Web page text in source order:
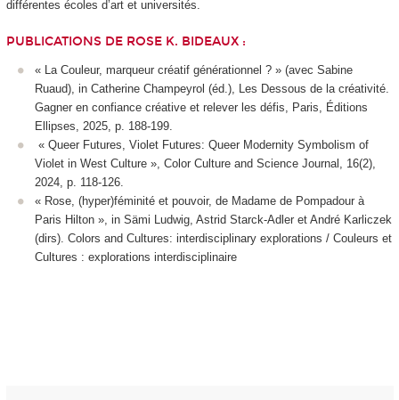
différentes écoles d’art et universités.
PUBLICATIONS DE ROSE K. BIDEAUX :
« La Couleur, marqueur créatif générationnel ? » (avec Sabine
Ruaud), in Catherine Champeyrol (éd.), Les Dessous de la créativité.
Gagner en confiance créative et relever les défis, Paris, Éditions
Ellipses, 2025, p. 188-199.
« Queer Futures, Violet Futures: Queer Modernity Symbolism of
Violet in West Culture », Color Culture and Science Journal, 16(2),
2024, p. 118-126.
« Rose, (hyper)féminité et pouvoir, de Madame de Pompadour à
Paris Hilton », in Sämi Ludwig, Astrid Starck-Adler et André Karliczek
(dirs). Colors and Cultures: interdisciplinary explorations / Couleurs et
Cultures : explorations interdisciplinaire